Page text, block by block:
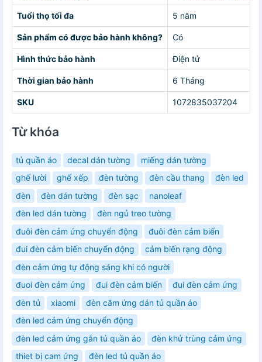
Tuổi thọ tối đa 5 năm
Sản phẩm có được bảo hành không? Có
Hình thức bảo hành Điện tử
Thời gian bảo hành 6 Tháng
SKU 1072835037204
Từ khóa
tủ quần áo decal dán tường
miếng dán tường
ghế lười
ghế xếp đèn tường đèn cầu thang
đèn led
đèn
đèn dán tường đèn sạc
nanoleaf
đèn led dán tường
đèn ngủ treo tường
đuôi đèn cảm ứng chuyển động
đuôi đèn cảm biến
đui đèn cảm biến chuyển động
cảm biến rạng động
đèn cảm ứng tự động sáng khi có người
đuoi đèn cảm ứng
đui đèn cảm biến
đui đèn cảm ứng
đèn tủ
xiaomi
đèn cãm ứng dán tủ quần áo
đèn led cảm ứng chuyển động
đèn led cảm ứng gắn tủ quần áo
đèn khử trùng cảm ứng
thiet bị cam ứng
đèn led tủ quần áo